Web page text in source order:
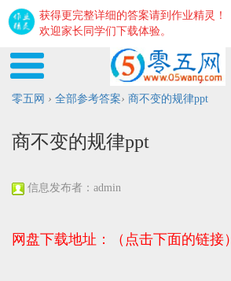
获得更完整详细的答案请到作业精灵！
欢迎家长同学们下载体验。
零五网 › 全部参考答案› 商不变的规律ppt
商不变的规律ppt
信息发布者：admin
网盘下载地址：（点击下面的链接）